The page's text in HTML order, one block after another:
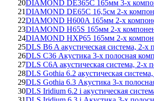
20DIAMOND DE365C 165мм 3-х
21DIAMOND DE65C 16,5см 2-х
22DIAMOND H600A 165мм 2-х
23DIAMOND H65S 165мм 2-х
24DIAMOND HXP65 165мм 2-х
25DLS B6 A акустическая система, 2-х
26DLS C36 Акустика 3-х полосная
27DLS C6A акустическая система, 2-х
28DLS Gothia 6.2 акустическая
29DLS Gothia 6.3 Акустика 3-х
30DLS Iridium 6.2 i акустическая